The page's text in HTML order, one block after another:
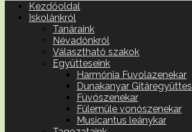
Kezdőoldal
Iskolánkról
Tanáraink
Névadónkról
Választható szakok
Együtteseink
Harmónia Fuvolazenekar
Dunakanyar Gitáregyüttes
Fúvószenekar
Fülemüle vonószenekar
Musicantus leánykar